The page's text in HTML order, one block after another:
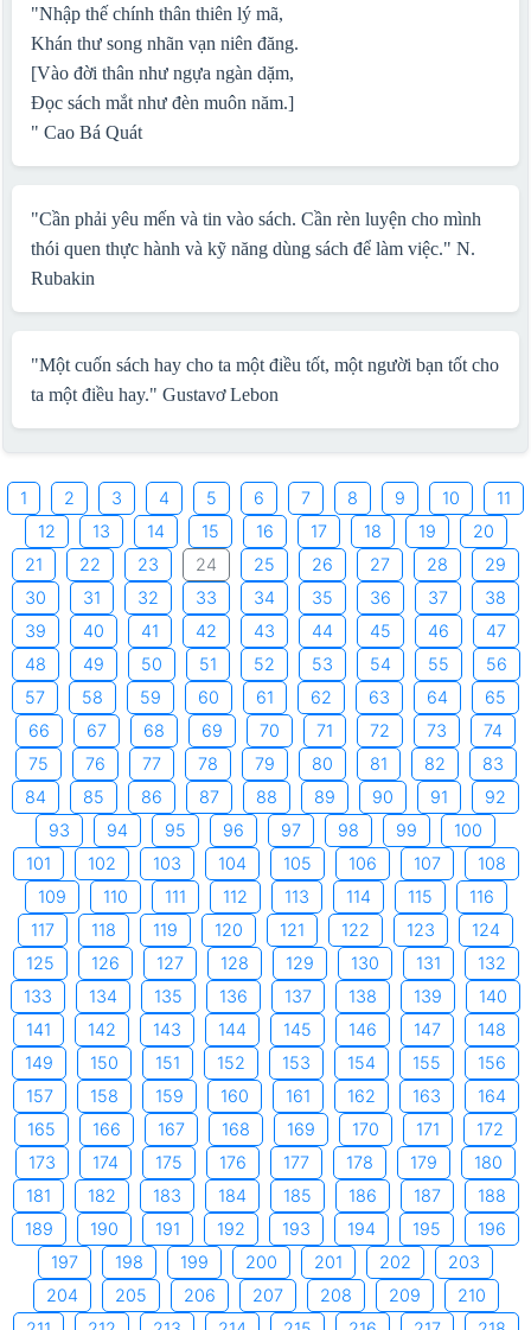
"Nhập thế chính thân thiên lý mã,
Khán thư song nhãn vạn niên đăng.
[Vào đời thân như ngựa ngàn dặm,
Đọc sách mắt như đèn muôn năm.]
" Cao Bá Quát
"Cần phải yêu mến và tin vào sách. Cần rèn luyện cho mình
thói quen thực hành và kỹ năng dùng sách để làm việc." N.
Rubakin
"Một cuốn sách hay cho ta một điều tốt, một người bạn tốt cho
ta một điều hay." Gustavơ Lebon
1 2 3 4 5 6 7 8 9 10
11
12
13 14 15 16 17 18 19
20
21
22 23 24 25 26 27 28
29
30
31 32 33 34 35 36 37
38
39
40 41 42 43 44 45 46
47
48
49 50 51 52 53 54 55
56
57
58 59 60 61 62 63 64
65
66
67 68 69 70 71 72 73
74
75
76 77 78 79 80 81 82
83
84
85 86 87 88 89 90 91
92
93
94 95 96 97 98 99
100
101
102 103 104 105 106 107
108
109
110 111 112 113 114 115
116
117
118 119 120 121 122 123
124
125
126 127 128 129 130 131
132
133
134 135 136 137 138 139
140
141
142 143 144 145 146 147
148
149
150 151 152 153 154 155
156
157
158 159 160 161 162 163
164
165
166 167 168 169 170 171
172
173
174 175 176 177 178 179
180
181
182 183 184 185 186 187
188
189
190 191 192 193 194 195
196
197
198 199 200 201 202
203
204
205 206 207 208 209
210